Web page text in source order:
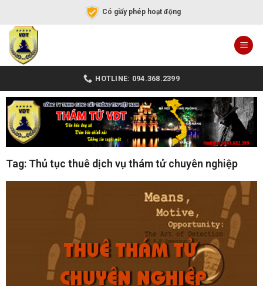
Có giấy phép hoạt động
HOTLINE: 094.368.2399
Tag: Thủ tục thuê dịch vụ thám tử chuyên nghiệp